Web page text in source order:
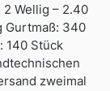
2 Wellig – 2.40
Gurtmaß: 340
140 Stück
zweimal